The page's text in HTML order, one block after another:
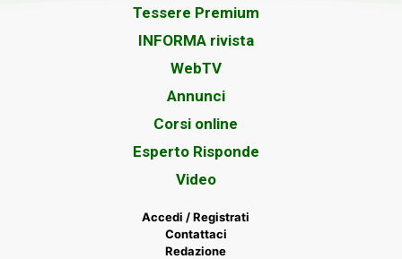
Tessere Premium
INFORMA rivista
WebTV
Annunci
Corsi online
Esperto Risponde
Video
Accedi / Registrati
Contattaci
Redazione